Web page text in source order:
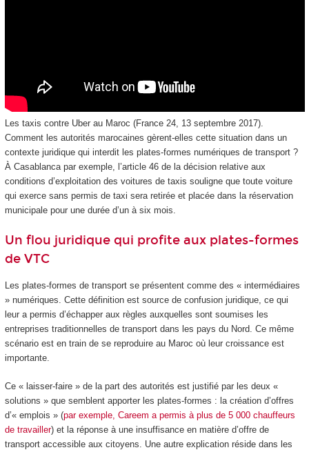
Les taxis contre Uber au Maroc (France 24, 13 septembre 2017).
Comment les autorités marocaines gèrent-elles cette situation dans un
contexte juridique qui interdit les plates-formes numériques de transport ?
À Casablanca par exemple, l’article 46 de la décision relative aux
conditions d’exploitation des voitures de taxis souligne que toute voiture
qui exerce sans permis de taxi sera retirée et placée dans la réservation
municipale pour une durée d’un à six mois.
Un flou juridique qui profite aux plates-formes
de VTC
Les plates-formes de transport se présentent comme des « intermédiaires
» numériques. Cette définition est source de confusion juridique, ce qui
leur a permis d’échapper aux règles auxquelles sont soumises les
entreprises traditionnelles de transport dans les pays du Nord. Ce même
scénario est en train de se reproduire au Maroc où leur croissance est
importante.
Ce « laisser-faire » de la part des autorités est justifié par les deux «
solutions » que semblent apporter les plates-formes : la création d’offres
d’« emplois » (par exemple, Careem a permis à plus de 5 000 chauffeurs
de travailler) et la réponse à une insuffisance en matière d’offre de
transport accessible aux citoyens. Une autre explication réside dans les